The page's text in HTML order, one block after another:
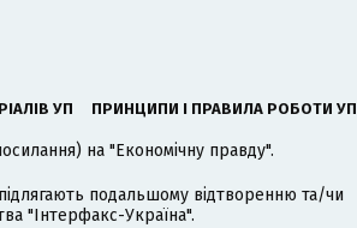
УП ПРИНЦИПИ І ПРАВИЛА РОБОТИ УП
на "Економічну правду".
подальшому відтворенню та/чи
"Інтерфакс-Україна".